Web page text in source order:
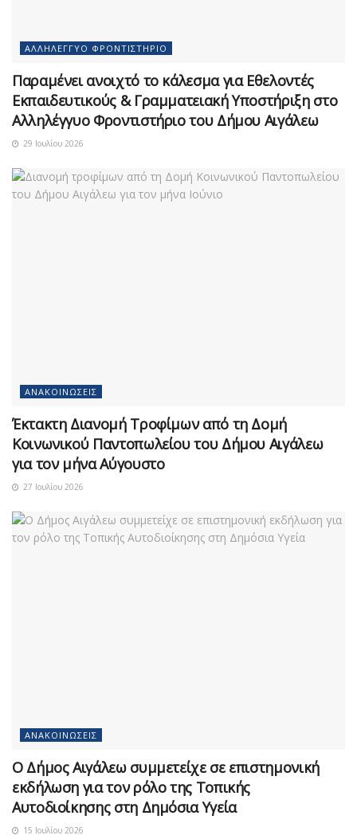
ΑΛΛΗΛΈΓΓΥΟ ΦΡΟΝΤΙΣΤΉΡΙΟ
Παραμένει ανοιχτό το κάλεσμα για Εθελοντές
Εκπαιδευτικούς & Γραμματειακή Υποστήριξη στο
Αλληλέγγυο Φροντιστήριο του Δήμου Αιγάλεω
29 Ιουλίου 2026
ΑΝΑΚΟΙΝΏΣΕΙΣ
Έκτακτη Διανομή Τροφίμων από τη Δομή
Κοινωνικού Παντοπωλείου του Δήμου Αιγάλεω
για τον μήνα Αύγουστο
27 Ιουλίου 2026
ΑΝΑΚΟΙΝΏΣΕΙΣ
Ο Δήμος Αιγάλεω συμμετείχε σε επιστημονική
εκδήλωση για τον ρόλο της Τοπικής
Αυτοδιοίκησης στη Δημόσια Υγεία
15 Ιουλίου 2026